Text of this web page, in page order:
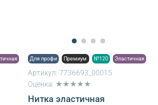
Для профи Премиум №120 Эластичная
Артикул: 7736693_00015
Оценка: ★★★★★
Нитка эластичная